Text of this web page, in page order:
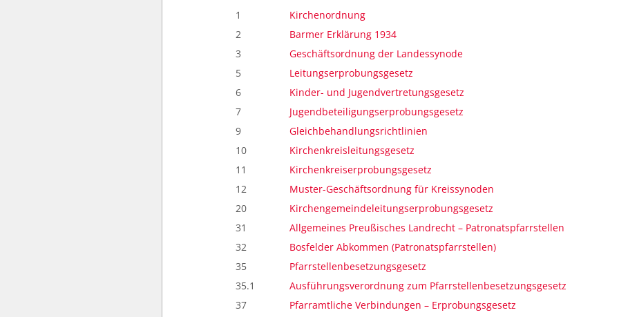
1
Kirchenordnung
2
Barmer Erklärung 1934
3
Geschäftsordnung der Landessynode
5
Leitungserprobungsgesetz
6
Kinder- und Jugendvertretungsgesetz
7
Jugendbeteiligungserprobungsgesetz
9
Gleichbehandlungsrichtlinien
10
Kirchenkreisleitungsgesetz
11
Kirchenkreiserprobungsgesetz
12
Muster-Geschäftsordnung für Kreissynoden
20
Kirchengemeindeleitungserprobungsgesetz
31
Allgemeines Preußisches Landrecht – Patronatspfarrstellen
32
Bosfelder Abkommen (Patronatspfarrstellen)
35
Pfarrstellenbesetzungsgesetz
35.1
Ausführungsverordnung zum Pfarrstellenbesetzungsgesetz
37
Pfarramtliche Verbindungen – Erprobungsgesetz